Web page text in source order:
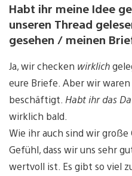
Habt ihr meine Idee
unseren Thread
gesehen / meinen
Ja, wir checken wirklich
eure Briefe. Aber wir
beschäftigt. Habt ihr das
wirklich bald.
Wie ihr auch sind wir große
Gefühl, dass wir uns sehr
wertvoll ist. Es gibt so viel